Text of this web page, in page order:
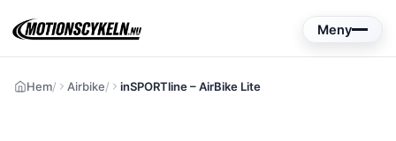
Meny
Hem Airbike inSPORTline – AirBike Lite